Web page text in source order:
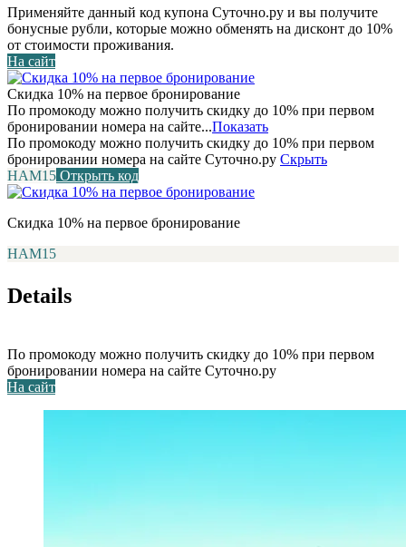
Применяйте данный код купона Суточно.ру и вы получите
бонусные рубли, которые можно обменять на дисконт до 10%
от стоимости проживания.
На сайт
Скидка 10% на первое бронирование
По промокоду можно получить скидку до 10% при первом
бронировании номера на сайте...Показать
По промокоду можно получить скидку до 10% при первом
бронировании номера на сайте Суточно.ру Скрыть
НАМ15 Открыть код
Скидка 10% на первое бронирование
НАМ15
Details
По промокоду можно получить скидку до 10% при первом
бронировании номера на сайте Суточно.ру
На сайт